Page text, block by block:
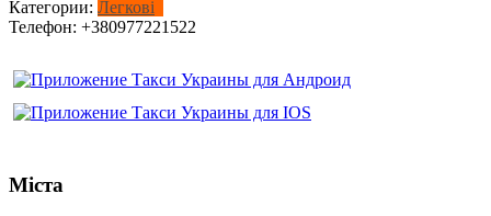
Категории: Легкові
Телефон: +380977221522
Міста